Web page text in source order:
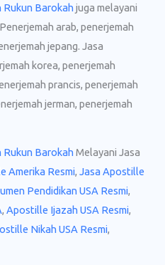
Rukun Barokah juga melayani
arab, penerjemah
jepang. Jasa
korea, penerjemah
prancis, penerjemah
jerman, penerjemah
Rukun Barokah Melayani Jasa
Amerika Resmi, Jasa Apostille
Pendidikan USA Resmi,
, Apostille Ijazah USA Resmi,
Nikah USA Resmi,